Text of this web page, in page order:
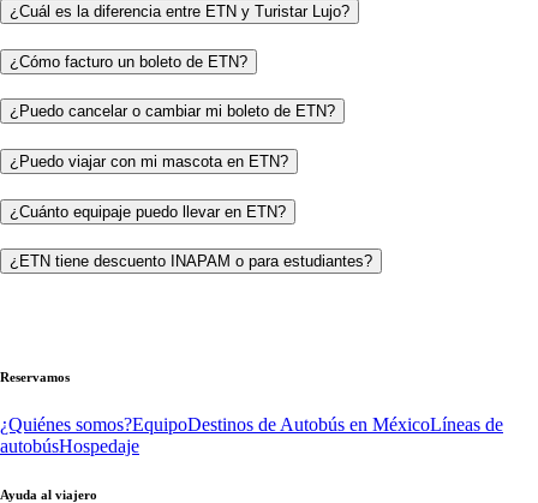
¿Cuál es la diferencia entre ETN y Turistar Lujo?
¿Cómo facturo un boleto de ETN?
¿Puedo cancelar o cambiar mi boleto de ETN?
¿Puedo viajar con mi mascota en ETN?
¿Cuánto equipaje puedo llevar en ETN?
¿ETN tiene descuento INAPAM o para estudiantes?
Reservamos
¿Quiénes somos?EquipoDestinos de Autobús en MéxicoLíneas de
autobúsHospedaje
Ayuda al viajero